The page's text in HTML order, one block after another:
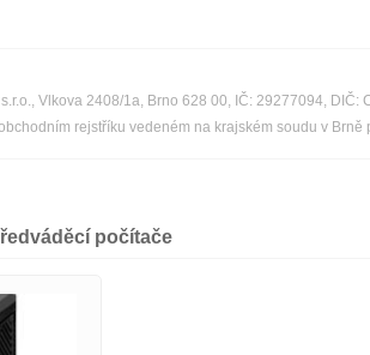
Vlkova 2408/1a, Brno 628 00, IČ: 29277094, DIČ:
rejstříku vedeném na krajském soudu v
počítače